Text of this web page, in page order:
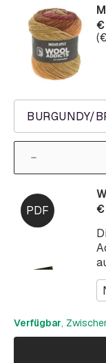
BURGUNDY/
€
(
€
Verfügbar,